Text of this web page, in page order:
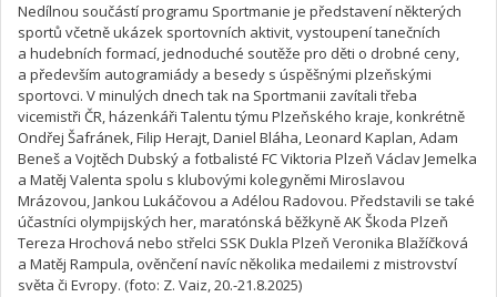
Nedílnou součástí programu Sportmanie je představení některých
sportů včetně ukázek sportovních aktivit, vystoupení tanečních
a hudebních formací, jednoduché soutěže pro děti o drobné ceny,
a především autogramiády a besedy s úspěšnými plzeňskými
sportovci. V minulých dnech tak na Sportmanii zavítali třeba
vicemistři ČR, házenkáři Talentu týmu Plzeňského kraje, konkrétně
Ondřej Šafránek, Filip Herajt, Daniel Bláha, Leonard Kaplan, Adam
Beneš a Vojtěch Dubský a fotbalisté FC Viktoria Plzeň Václav Jemelka
a Matěj Valenta spolu s klubovými kolegyněmi Miroslavou
Mrázovou, Jankou Lukáčovou a Adélou Radovou. Představili se také
účastníci olympijských her, maratónská běžkyně AK Škoda Plzeň
Tereza Hrochová nebo střelci SSK Dukla Plzeň Veronika Blažíčková
a Matěj Rampula, ověnčení navíc několika medailemi z mistrovství
světa či Evropy. (foto: Z. Vaiz, 20.-21.8.2025)